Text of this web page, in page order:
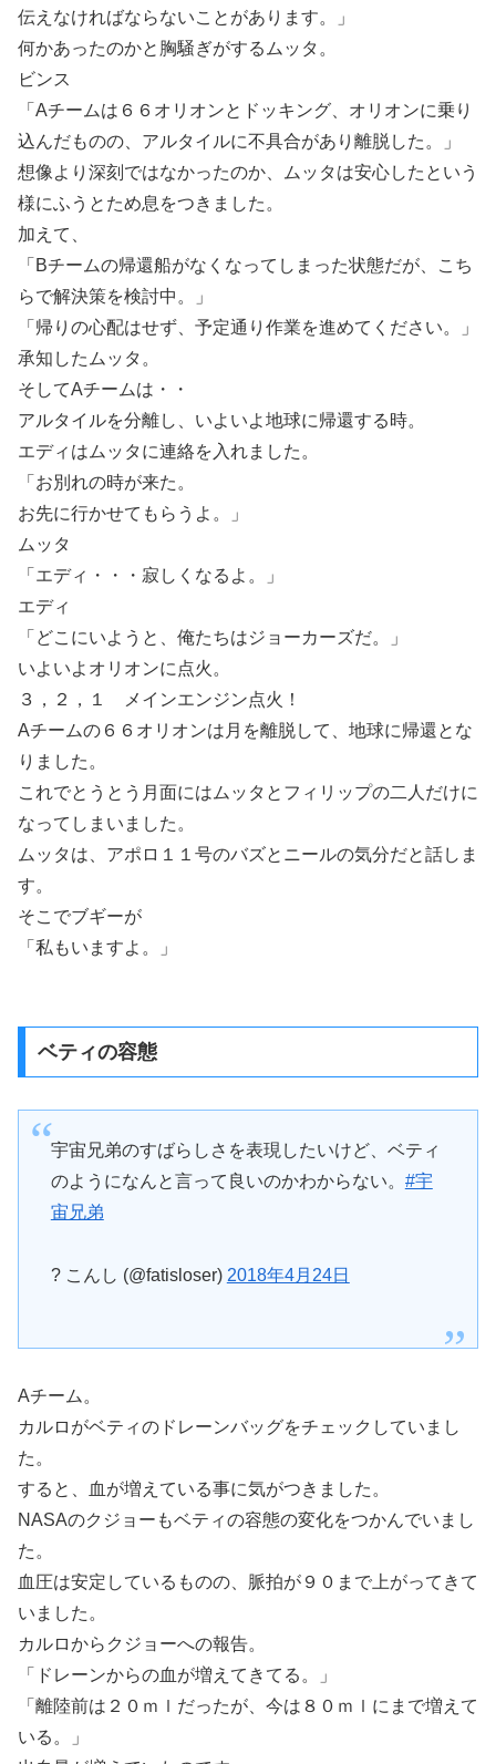
伝えなければならないことがあります。」
何かあったのかと胸騒ぎがするムッタ。
ビンス
「Aチームは６６オリオンとドッキング、オリオンに乗り
込んだものの、アルタイルに不具合があり離脱した。」
想像より深刻ではなかったのか、ムッタは安心したという
様にふうとため息をつきました。
加えて、
「Bチームの帰還船がなくなってしまった状態だが、こち
らで解決策を検討中。」
「帰りの心配はせず、予定通り作業を進めてください。」
承知したムッタ。
そしてAチームは・・
アルタイルを分離し、いよいよ地球に帰還する時。
エディはムッタに連絡を入れました。
「お別れの時が来た。
お先に行かせてもらうよ。」
ムッタ
「エディ・・・寂しくなるよ。」
エディ
「どこにいようと、俺たちはジョーカーズだ。」
いよいよオリオンに点火。
３，２，１ メインエンジン点火！
Aチームの６６オリオンは月を離脱して、地球に帰還とな
りました。
これでとうとう月面にはムッタとフィリップの二人だけに
なってしまいました。
ムッタは、アポロ１１号のバズとニールの気分だと話しま
す。
そこでブギーが
「私もいますよ。」
ベティの容態
宇宙兄弟のすばらしさを表現したいけど、ベティ
のようになんと言って良いのかわからない。 #宇
宙兄弟
? こんし (@fatisloser) 2018年4月24日
Aチーム。
カルロがベティのドレーンバッグをチェックしていまし
た。
すると、血が増えている事に気がつきました。
NASAのクジョーもベティの容態の変化をつかんでいまし
た。
血圧は安定しているものの、脈拍が９０まで上がってきて
いました。
カルロからクジョーへの報告。
「ドレーンからの血が増えてきてる。」
「離陸前は２０ｍｌだったが、今は８０ｍｌにまで増えて
いる。」